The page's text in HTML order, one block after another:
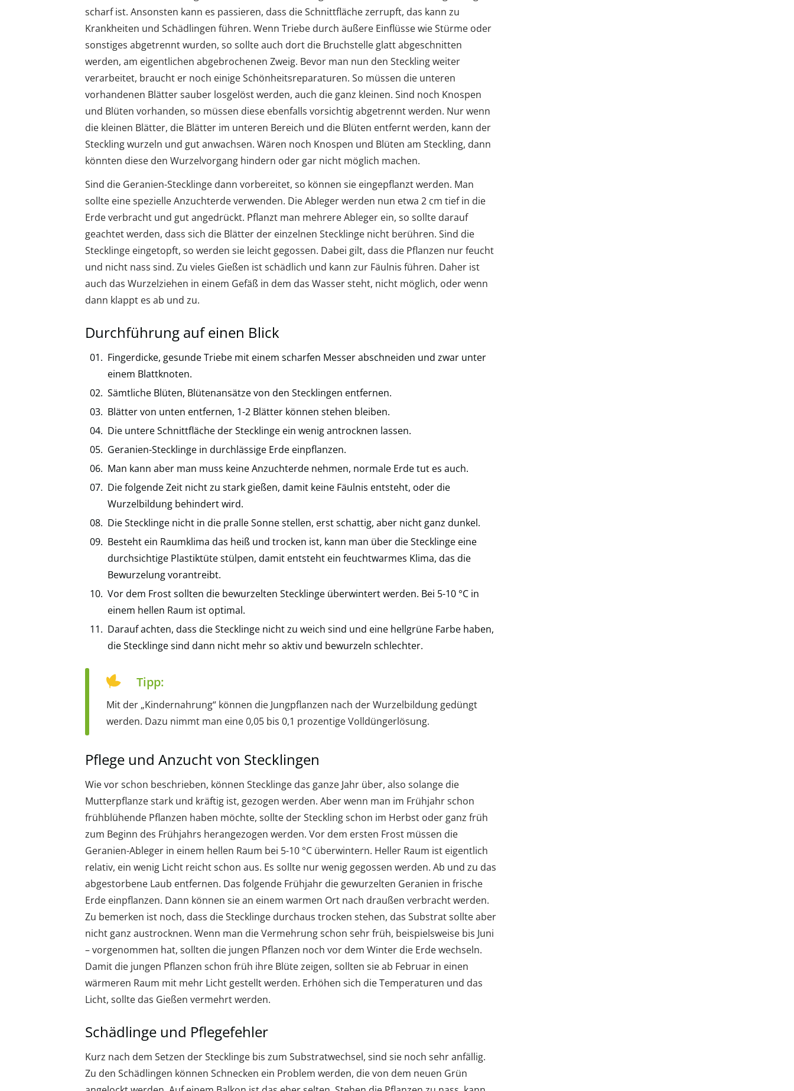
scharf ist. Ansonsten kann es passieren, dass die Schnittfläche zerrupft, das kann zu
Krankheiten und Schädlingen führen. Wenn Triebe durch äußere Einflüsse wie Stürme oder
sonstiges abgetrennt wurden, so sollte auch dort die Bruchstelle glatt abgeschnitten
werden, am eigentlichen abgebrochenen Zweig. Bevor man nun den Steckling weiter
verarbeitet, braucht er noch einige Schönheitsreparaturen. So müssen die unteren
vorhandenen Blätter sauber losgelöst werden, auch die ganz kleinen. Sind noch Knospen
und Blüten vorhanden, so müssen diese ebenfalls vorsichtig abgetrennt werden. Nur wenn
die kleinen Blätter, die Blätter im unteren Bereich und die Blüten entfernt werden, kann der
Steckling wurzeln und gut anwachsen. Wären noch Knospen und Blüten am Steckling, dann
könnten diese den Wurzelvorgang hindern oder gar nicht möglich machen.
Sind die Geranien-Stecklinge dann vorbereitet, so können sie eingepflanzt werden. Man
sollte eine spezielle Anzuchterde verwenden. Die Ableger werden nun etwa 2 cm tief in die
Erde verbracht und gut angedrückt. Pflanzt man mehrere Ableger ein, so sollte darauf
geachtet werden, dass sich die Blätter der einzelnen Stecklinge nicht berühren. Sind die
Stecklinge eingetopft, so werden sie leicht gegossen. Dabei gilt, dass die Pflanzen nur feucht
und nicht nass sind. Zu vieles Gießen ist schädlich und kann zur Fäulnis führen. Daher ist
auch das Wurzelziehen in einem Gefäß in dem das Wasser steht, nicht möglich, oder wenn
dann klappt es ab und zu.
Durchführung auf einen Blick
Fingerdicke, gesunde Triebe mit einem scharfen Messer abschneiden und zwar unter
einem Blattknoten.
Sämtliche Blüten, Blütenansätze von den Stecklingen entfernen.
Blätter von unten entfernen, 1-2 Blätter können stehen bleiben.
Die untere Schnittfläche der Stecklinge ein wenig antrocknen lassen.
Geranien-Stecklinge in durchlässige Erde einpflanzen.
Man kann aber man muss keine Anzuchterde nehmen, normale Erde tut es auch.
Die folgende Zeit nicht zu stark gießen, damit keine Fäulnis entsteht, oder die
Wurzelbildung behindert wird.
Die Stecklinge nicht in die pralle Sonne stellen, erst schattig, aber nicht ganz dunkel.
Besteht ein Raumklima das heiß und trocken ist, kann man über die Stecklinge eine
durchsichtige Plastiktüte stülpen, damit entsteht ein feuchtwarmes Klima, das die
Bewurzelung vorantreibt.
Vor dem Frost sollten die bewurzelten Stecklinge überwintert werden. Bei 5-10 °C in
einem hellen Raum ist optimal.
Darauf achten, dass die Stecklinge nicht zu weich sind und eine hellgrüne Farbe haben,
die Stecklinge sind dann nicht mehr so aktiv und bewurzeln schlechter.
Tipp:
Mit der „Kindernahrung“ können die Jungpflanzen nach der Wurzelbildung gedüngt
werden. Dazu nimmt man eine 0,05 bis 0,1 prozentige Volldüngerlösung.
Pflege und Anzucht von Stecklingen
Wie vor schon beschrieben, können Stecklinge das ganze Jahr über, also solange die
Mutterpflanze stark und kräftig ist, gezogen werden. Aber wenn man im Frühjahr schon
frühblühende Pflanzen haben möchte, sollte der Steckling schon im Herbst oder ganz früh
zum Beginn des Frühjahrs herangezogen werden. Vor dem ersten Frost müssen die
Geranien-Ableger in einem hellen Raum bei 5-10 °C überwintern. Heller Raum ist eigentlich
relativ, ein wenig Licht reicht schon aus. Es sollte nur wenig gegossen werden. Ab und zu das
abgestorbene Laub entfernen. Das folgende Frühjahr die gewurzelten Geranien in frische
Erde einpflanzen. Dann können sie an einem warmen Ort nach draußen verbracht werden.
Zu bemerken ist noch, dass die Stecklinge durchaus trocken stehen, das Substrat sollte aber
nicht ganz austrocknen. Wenn man die Vermehrung schon sehr früh, beispielsweise bis Juni
– vorgenommen hat, sollten die jungen Pflanzen noch vor dem Winter die Erde wechseln.
Damit die jungen Pflanzen schon früh ihre Blüte zeigen, sollten sie ab Februar in einen
wärmeren Raum mit mehr Licht gestellt werden. Erhöhen sich die Temperaturen und das
Licht, sollte das Gießen vermehrt werden.
Schädlinge und Pflegefehler
Kurz nach dem Setzen der Stecklinge bis zum Substratwechsel, sind sie noch sehr anfällig.
Zu den Schädlingen können Schnecken ein Problem werden, die von dem neuen Grün